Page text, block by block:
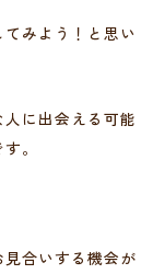
みよう！と思い
に出会える可能
。
合いする機会が